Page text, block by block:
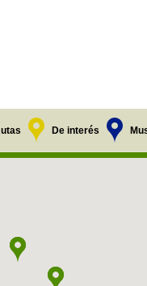
De interés